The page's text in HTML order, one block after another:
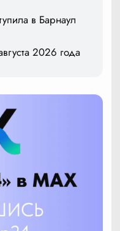
в Барнаул
2026 года